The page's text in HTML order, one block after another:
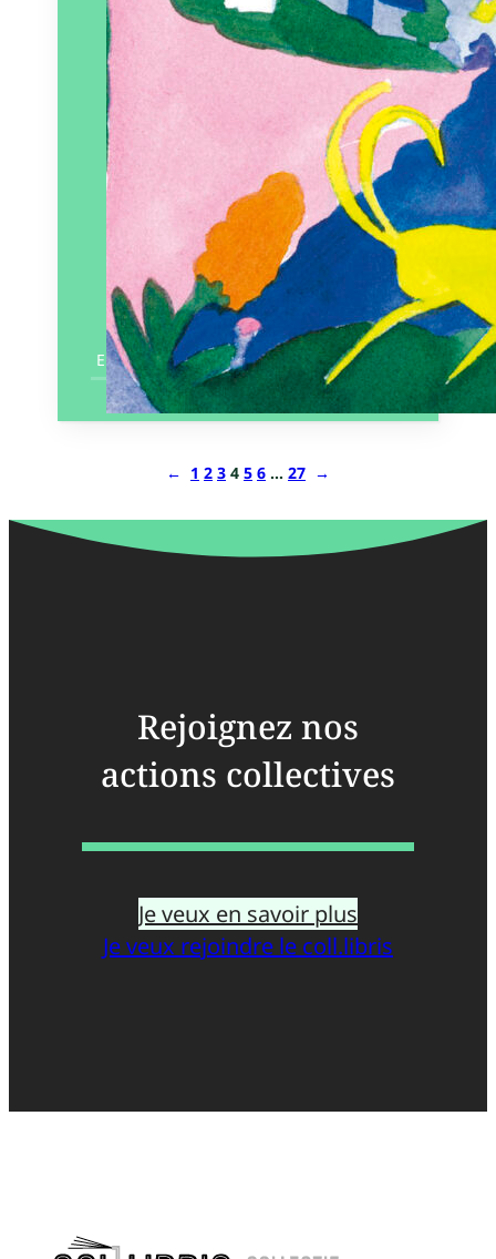
En savoir plus
← 1 2 3 4 5 6 … 27 →
Rejoignez nos
actions collectives
Je veux en savoir plus
Je veux rejoindre le coll.libris